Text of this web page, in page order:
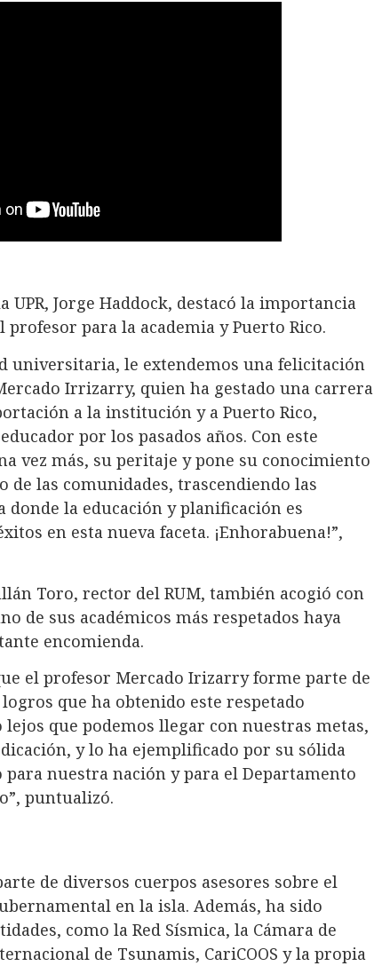
UPR, Jorge Haddock, destacó la importancia
para la academia y Puerto Rico.
universitaria, le extendemos una felicitación
Irrizarry, quien ha gestado una carrera
a la institución y a Puerto Rico,
por los pasados años. Con este
vez más, su peritaje y pone su conocimiento
de las comunidades, trascendiendo las
la educación y planificación es
en esta nueva faceta. ¡Enhorabuena!”,
Toro, rector del RUM, también acogió con
de sus académicos más respetados haya
encomienda.
el profesor Mercado Irizarry forme parte de
que ha obtenido este respetado
que podemos llegar con nuestras metas,
y lo ha ejemplificado por su sólida
nuestra nación y para el Departamento
puntualizó.
de diversos cuerpos asesores sobre el
en la isla. Además, ha sido
como la Red Sísmica, la Cámara de
de Tsunamis, CariCOOS y la propia